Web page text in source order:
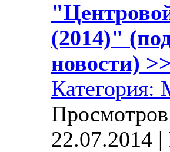
(2014)"
новости)
Категория:
22.07.2014 |